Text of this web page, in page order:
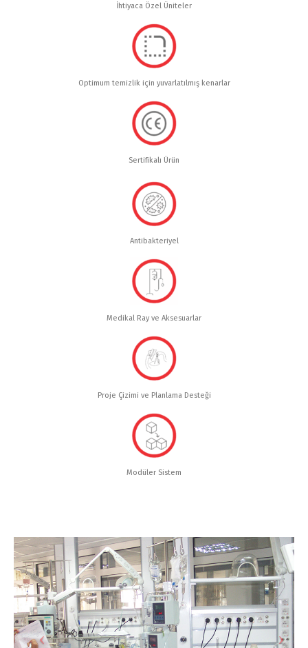
İhtiyaca Özel Üniteler
Optimum temizlik için yuvarlatılmış kenarlar
Sertifikalı Ürün
Antibakteriyel
Medikal Ray ve Aksesuarlar
Proje Çizimi ve Planlama Desteği
Modüler Sistem